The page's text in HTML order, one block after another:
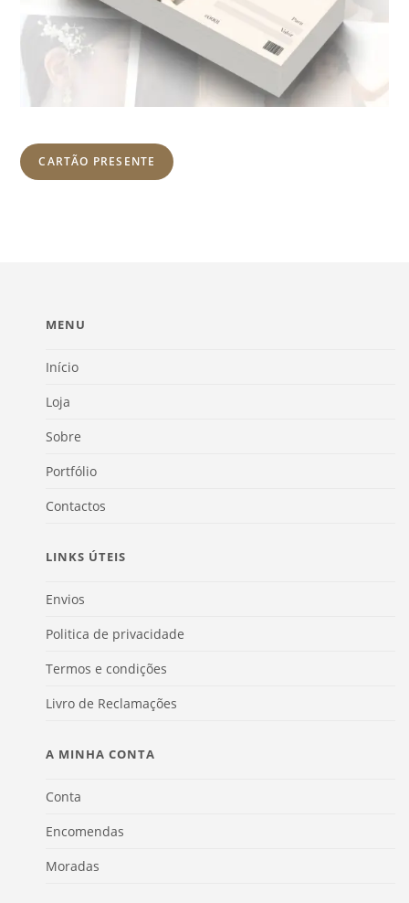
CARTÃO PRESENTE
MENU
Início
Loja
Sobre
Portfólio
Contactos
LINKS ÚTEIS
Envios
Politica de privacidade
Termos e condições
Livro de Reclamações
A MINHA CONTA
Conta
Encomendas
Moradas